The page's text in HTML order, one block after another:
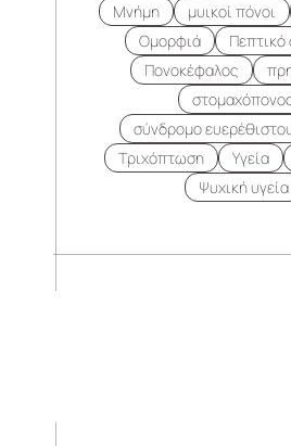
Μνήμη
μυικοί πόνοι
Ομορφιά
Πονοκέφαλος
σύνδρομο
Τριχόπτωση
Υγεία
Ψυχική υγεία
.